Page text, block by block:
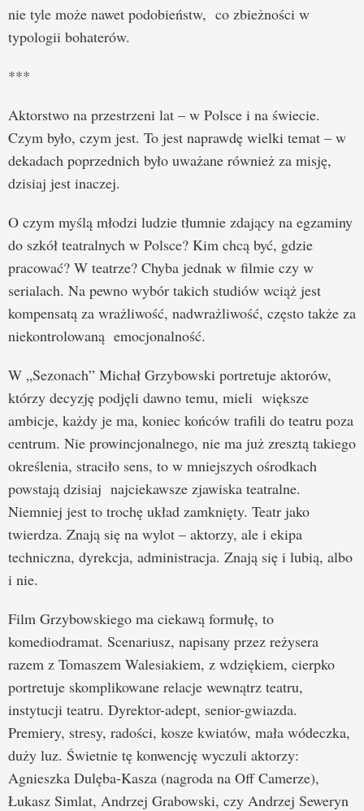
nie tyle może nawet podobieństw, co zbieżności w
typologii bohaterów.
***
Aktorstwo na przestrzeni lat – w Polsce i na świecie.
Czym było, czym jest. To jest naprawdę wielki temat – w
dekadach poprzednich było uważane również za misję,
dzisiaj jest inaczej.
O czym myślą młodzi ludzie tłumnie zdający na egzaminy
do szkół teatralnych w Polsce? Kim chcą być, gdzie
pracować? W teatrze? Chyba jednak w filmie czy w
serialach. Na pewno wybór takich studiów wciąż jest
kompensatą za wrażliwość, nadwrażliwość, często także za
niekontrolowaną emocjonalność.
W „Sezonach” Michał Grzybowski portretuje aktorów,
którzy decyzję podjęli dawno temu, mieli większe
ambicje, każdy je ma, koniec końców trafili do teatru poza
centrum. Nie prowincjonalnego, nie ma już zresztą takiego
określenia, straciło sens, to w mniejszych ośrodkach
powstają dzisiaj najciekawsze zjawiska teatralne.
Niemniej jest to trochę układ zamknięty. Teatr jako
twierdza. Znają się na wylot – aktorzy, ale i ekipa
techniczna, dyrekcja, administracja. Znają się i lubią, albo
i nie.
Film Grzybowskiego ma ciekawą formułę, to
komediodramat. Scenariusz, napisany przez reżysera
razem z Tomaszem Walesiakiem, z wdziękiem, cierpko
portretuje skomplikowane relacje wewnątrz teatru,
instytucji teatru. Dyrektor-adept, senior-gwiazda.
Premiery, stresy, radości, kosze kwiatów, mała wódeczka,
duży luz. Świetnie tę konwencję wyczuli aktorzy:
Agnieszka Dulęba-Kasza (nagroda na Off Camerze),
Łukasz Simlat, Andrzej Grabowski, czy Andrzej Seweryn